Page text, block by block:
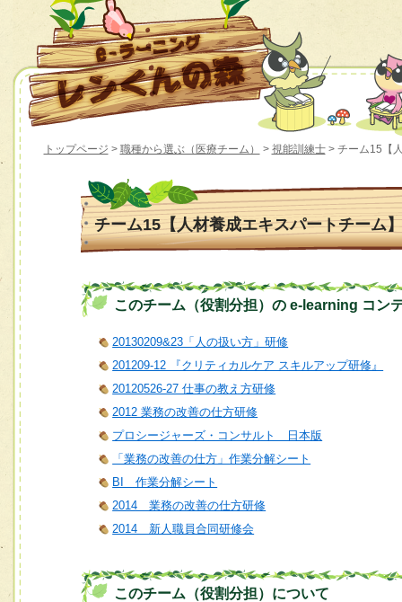
トップページ > 職種から選ぶ（医療チーム） > 視能訓練士> チーム15【
チーム15【人材養成エキスパートチーム】
このチーム（役割分担）の e-learning コン
20130209&23「人の扱い方」研修
201209-12 『クリティカルケア スキルアップ研修』
20120526-27 仕事の教え方研修
2012 業務の改善の仕方研修
プロシージャーズ・コンサルト 日本版
「業務の改善の仕方」作業分解シート
BI 作業分解シート
2014 業務の改善の仕方研修
2014 新人職員合同研修会
このチーム（役割分担）について